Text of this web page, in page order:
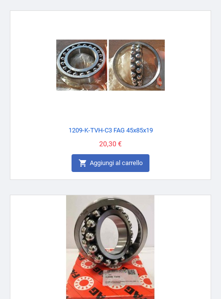
1209-K-TVH-C3 FAG 45x85x19
Prezzo
20,30 €
 Aggiungi al carrello